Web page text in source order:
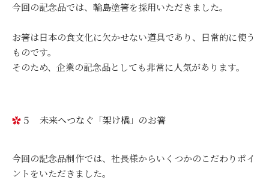
今回の記念品では、輪島塗箸を採用いただきました。
お箸は日本の食文化に欠かせない道具であり、日常的に使う
ものです。
そのため、企業の記念品としても非常に人気があります。
５ 未来へつなぐ「架け橋」のお箸
今回の記念品制作では、社長様からいくつかのこだわりポイ
ントをいただきました。